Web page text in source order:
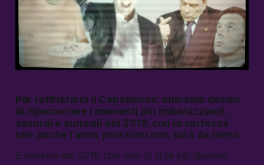
Per rattristarci il Capodanno, abbiamo deciso
di ripercorrere i momenti più imbarazzanti,
assurdi e surreali del 2018, con la certezza
che anche l’anno prossimo non sarà da meno.
È almeno dal 2016 che non ci si fa più illusioni